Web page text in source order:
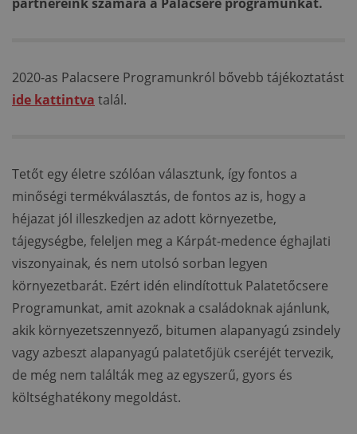
2020-as Palacsere Programunkról bővebb tájékoztatást
ide kattintva talál.
Tetőt egy életre szólóan választunk, így fontos a
minőségi termékválasztás, de fontos az is, hogy a
héjazat jól illeszkedjen az adott környezetbe,
tájegységbe, feleljen meg a Kárpát-medence éghajlati
viszonyainak, és nem utolsó sorban legyen
környezetbarát. Ezért idén elindítottuk Palatetőcsere
Programunkat, amit azoknak a családoknak ajánlunk,
akik környezetszennyező, bitumen alapanyagú zsindely
vagy azbeszt alapanyagú palatetőjük cseréjét tervezik,
de még nem találták meg az egyszerű, gyors és
költséghatékony megoldást.